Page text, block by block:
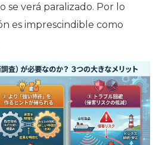
se verá paralizado. Por lo
es imprescindible como